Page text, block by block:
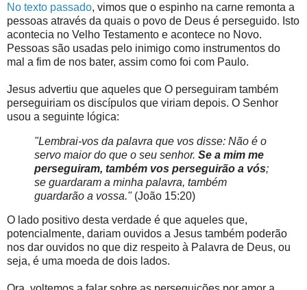
No texto passado, vimos que o espinho na carne remonta a
pessoas através da quais o povo de Deus é perseguido. Isto
acontecia no Velho Testamento e acontece no Novo.
Pessoas são usadas pelo inimigo como instrumentos do
mal a fim de nos bater, assim como foi com Paulo.
Jesus advertiu que aqueles que O perseguiram também
perseguiriam os discípulos que viriam depois. O Senhor
usou a seguinte lógica:
"Lembrai-vos da palavra que vos disse: Não é o
servo maior do que o seu senhor. Se a mim me
perseguiram, também vos perseguirão a vós;
se guardaram a minha palavra, também
guardarão a vossa."(João 15:20)
O lado positivo desta verdade é que aqueles que,
potencialmente, dariam ouvidos a Jesus também poderão
nos dar ouvidos no que diz respeito à Palavra de Deus, ou
seja, é uma moeda de dois lados.